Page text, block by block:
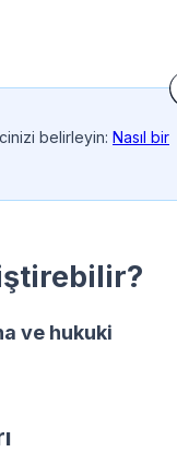
belirleyin: Nasıl bir
ve hukuki